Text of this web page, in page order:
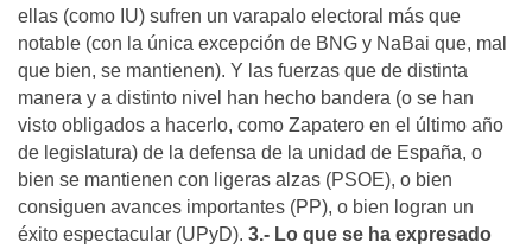
ellas (como IU) sufren un varapalo electoral más que
notable (con la única excepción de BNG y NaBai que, mal
que bien, se mantienen). Y las fuerzas que de distinta
manera y a distinto nivel han hecho bandera (o se han
visto obligados a hacerlo, como Zapatero en el último año
de legislatura) de la defensa de la unidad de España, o
bien se mantienen con ligeras alzas (PSOE), o bien
consiguen avances importantes (PP), o bien logran un
éxito espectacular (UPyD). 3.- Lo que se ha expresado